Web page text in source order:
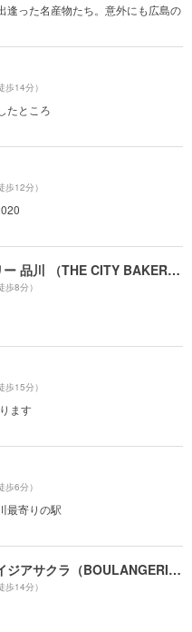
逢った名産物たち。意外にも広島の
歩14分）
たところ
歩12分）
ザ・シティ・ベーカリー 品川 （THE CITY BAKERY）
歩8分）
歩15分）
ます
歩6分）
最寄りの駅
ブーランジェリー セイジアサクラ（BOULANGERIE SEIJI ASAKURA）
歩14分）